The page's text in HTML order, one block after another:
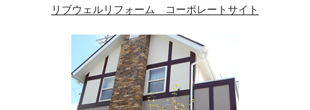
リブウェルリフォーム コーポレートサイト